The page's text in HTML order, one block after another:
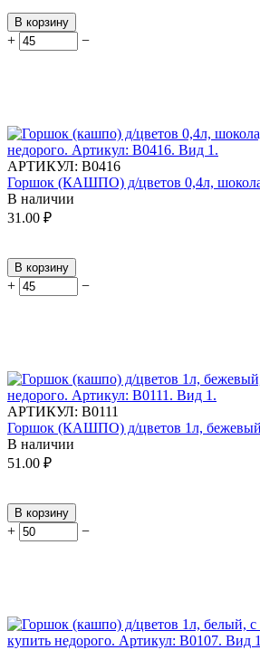
В корзину
+ −
АРТИКУЛ: В0416
Горшок (КАШПО) д/цветов 0,4л,
В наличии
31.00 ₽
В корзину
+ −
АРТИКУЛ: В0111
Горшок (КАШПО) д/цветов 1л,
В наличии
51.00 ₽
В корзину
+ −